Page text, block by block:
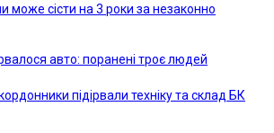
може сісти на 3 роки за незаконно
авто: поранені троє людей
підірвали техніку та склад БК